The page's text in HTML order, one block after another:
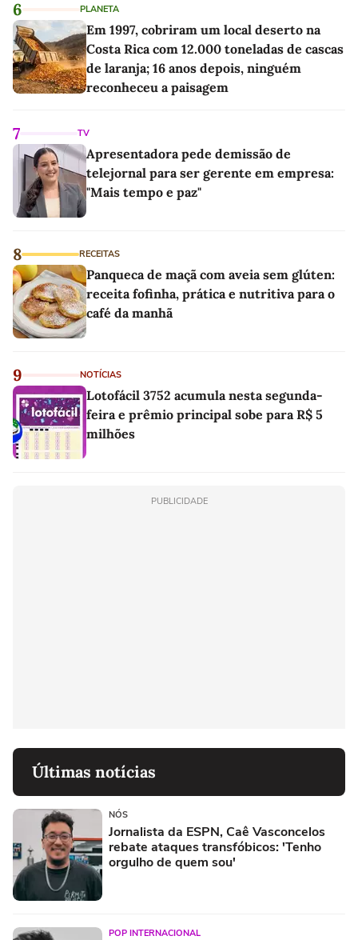
6 PLANETA
Em 1997, cobriram um local deserto na
Costa Rica com 12.000 toneladas de cascas
de laranja; 16 anos depois, ninguém
reconheceu a paisagem
7 TV
Apresentadora pede demissão de
telejornal para ser gerente em empresa:
"Mais tempo e paz"
8 RECEITAS
Panqueca de maçã com aveia sem glúten:
receita fofinha, prática e nutritiva para o
café da manhã
9 NOTÍCIAS
Lotofácil 3752 acumula nesta segunda-
feira e prêmio principal sobe para R$ 5
milhões
PUBLICIDADE
Últimas notícias
NÓS
Jornalista da ESPN, Caê Vasconcelos
rebate ataques transfóbicos: 'Tenho
orgulho de quem sou'
POP INTERNACIONAL